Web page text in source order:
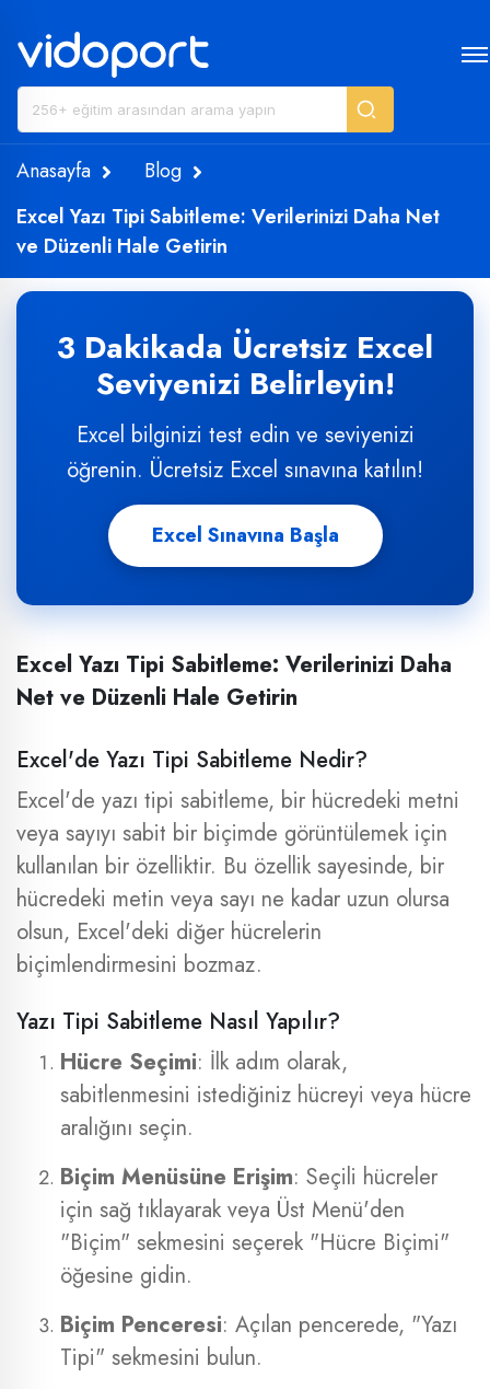
Anasayfa
Blog
Excel Yazı Tipi Sabitleme: Verilerinizi Daha Net
ve Düzenli Hale Getirin
3 Dakikada Ücretsiz Excel
Seviyenizi Belirleyin!
Excel bilginizi test edin ve seviyenizi
öğrenin. Ücretsiz Excel sınavına katılın!
Excel Sınavına Başla
Excel Yazı Tipi Sabitleme: Verilerinizi Daha
Net ve Düzenli Hale Getirin
Excel'de Yazı Tipi Sabitleme Nedir?
Excel'de yazı tipi sabitleme, bir hücredeki metni
veya sayıyı sabit bir biçimde görüntülemek için
kullanılan bir özelliktir. Bu özellik sayesinde, bir
hücredeki metin veya sayı ne kadar uzun olursa
olsun, Excel'deki diğer hücrelerin
biçimlendirmesini bozmaz.
Yazı Tipi Sabitleme Nasıl Yapılır?
Hücre Seçimi: İlk adım olarak,
sabitlenmesini istediğiniz hücreyi veya hücre
aralığını seçin.
Biçim Menüsüne Erişim: Seçili hücreler
için sağ tıklayarak veya Üst Menü'den
"Biçim" sekmesini seçerek "Hücre Biçimi"
öğesine gidin.
Biçim Penceresi: Açılan pencerede, "Yazı
Tipi" sekmesini bulun.